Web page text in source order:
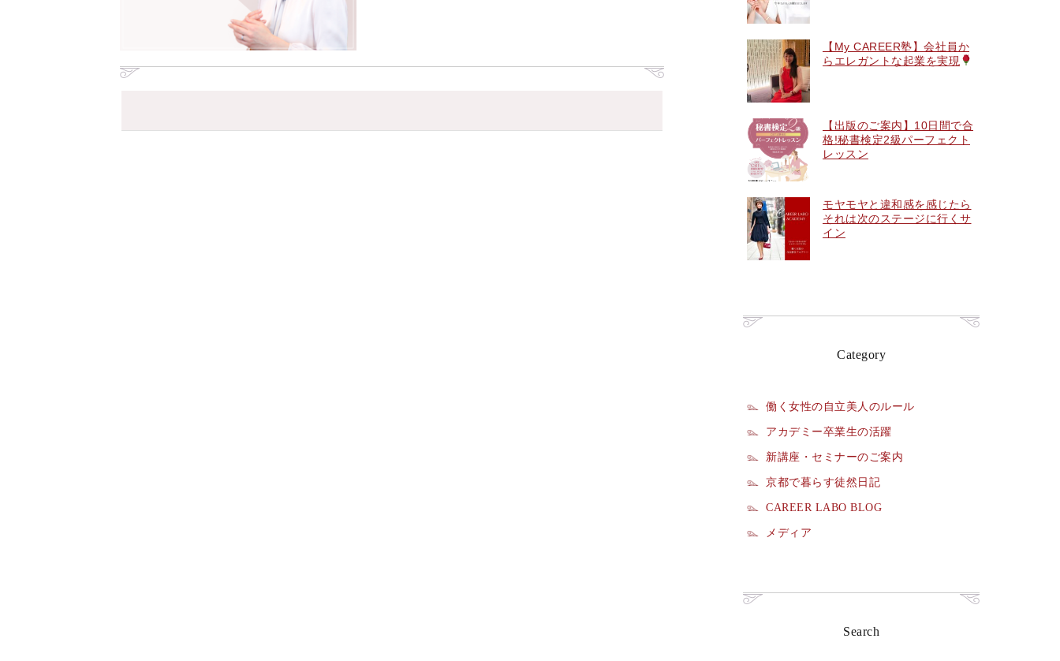
【My CAREER塾】会社員か
らエレガントな起業を実現
【出版のご案内】10日間で合
格!秘書検定2級パーフェクト
レッスン
モヤモヤと違和感を感じたら
それは次のステージに行くサ
イン
Category
働く女性の自立美人のルール
アカデミー卒業生の活躍
新講座・セミナーのご案内
京都で暮らす徒然日記
CAREER LABO BLOG
メディア
Search